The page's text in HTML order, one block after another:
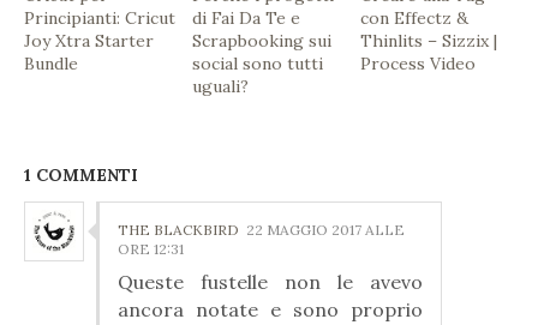
Principianti: Cricut
Joy Xtra Starter
Bundle
di Fai Da Te e
Scrapbooking sui
social sono tutti
uguali?
con Effectz &
Thinlits – Sizzix |
Process Video
1 COMMENTI
THE BLACKBIRD 22 MAGGIO 2017 ALLE
ORE 12:31
Queste fustelle non le avevo
ancora notate e sono proprio